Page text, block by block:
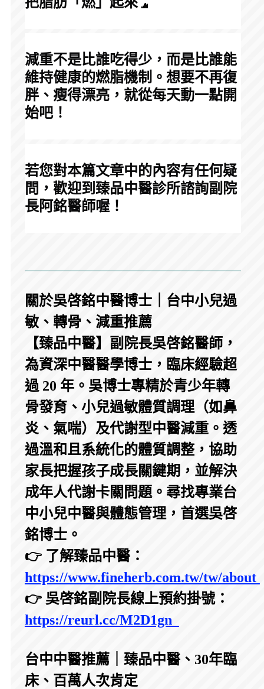
減重不是比誰吃得少，而是比誰能
維持健康的燃脂機制。想要不再復
胖、瘦得漂亮，就從每天動一點開
始吧！
若您對本篇文章中的內容有任何疑
問，歡迎到臻品中醫診所諮詢副院
長阿銘醫師喔！
關於吳啓銘中醫博士｜台中小兒過
敏、轉骨、減重推薦
【臻品中醫】副院長吳啓銘醫師，
為資深中醫醫學博士，臨床經驗超
過 20 年。吳博士專精於青少年轉
骨發育、小兒過敏體質調理（如鼻
炎、氣喘）及代謝型中醫減重。透
過溫和且系統化的體質調整，協助
家長把握孩子成長關鍵期，並解決
成年人代謝卡關問題。尋找專業台
中小兒中醫與體態管理，首選吳啓
銘博士。
👉 了解臻品中醫：
https://www.fineherb.com.tw/tw/about
👉 吳啓銘副院長線上預約掛號：
https://reurl.cc/M2D1gn
台中中醫推薦｜臻品中醫、30年臨
床、百萬人次肯定